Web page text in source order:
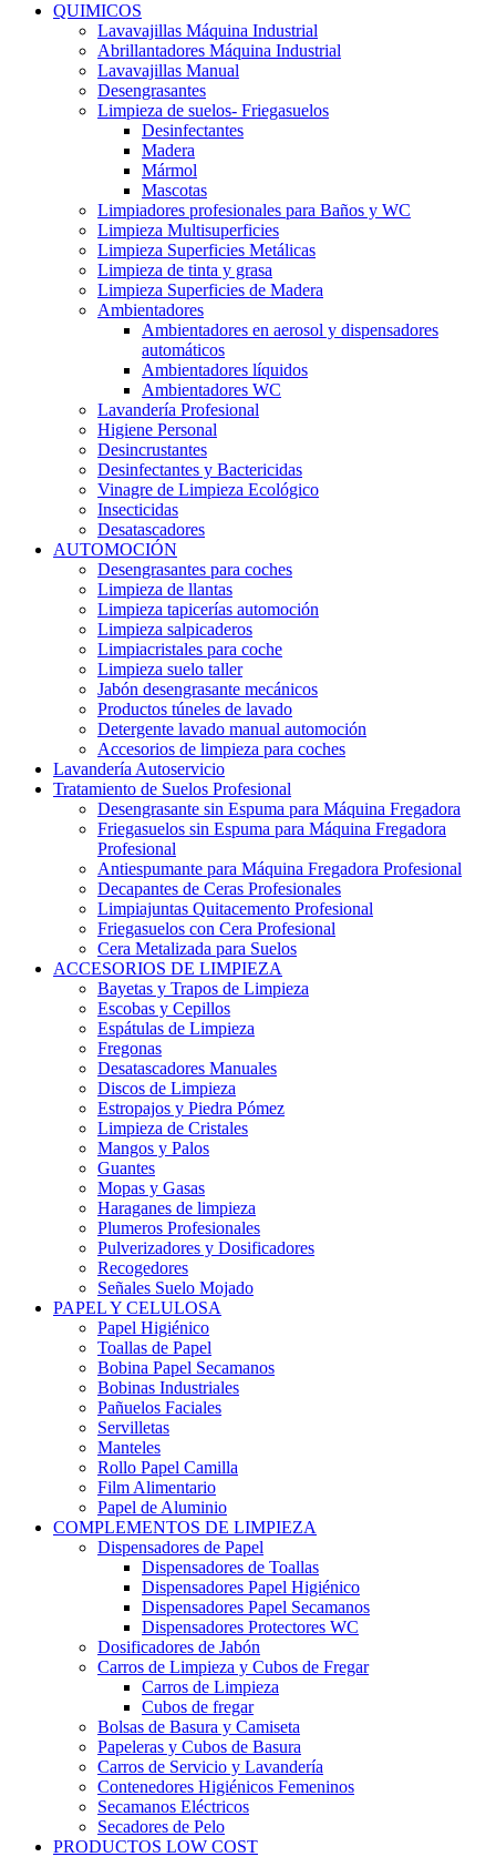
QUIMICOS
Lavavajillas Máquina Industrial
Abrillantadores Máquina Industrial
Lavavajillas Manual
Desengrasantes
Limpieza de suelos- Friegasuelos
Desinfectantes
Madera
Mármol
Mascotas
Limpiadores profesionales para Baños y WC
Limpieza Multisuperficies
Limpieza Superficies Metálicas
Limpieza de tinta y grasa
Limpieza Superficies de Madera
Ambientadores
Ambientadores en aerosol y dispensadores
automáticos
Ambientadores líquidos
Ambientadores WC
Lavandería Profesional
Higiene Personal
Desincrustantes
Desinfectantes y Bactericidas
Vinagre de Limpieza Ecológico
Insecticidas
Desatascadores
AUTOMOCIÓN
Desengrasantes para coches
Limpieza de llantas
Limpieza tapicerías automoción
Limpieza salpicaderos
Limpiacristales para coche
Limpieza suelo taller
Jabón desengrasante mecánicos
Productos túneles de lavado
Detergente lavado manual automoción
Accesorios de limpieza para coches
Lavandería Autoservicio
Tratamiento de Suelos Profesional
Desengrasante sin Espuma para Máquina Fregadora
Friegasuelos sin Espuma para Máquina Fregadora
Profesional
Antiespumante para Máquina Fregadora Profesional
Decapantes de Ceras Profesionales
Limpiajuntas Quitacemento Profesional
Friegasuelos con Cera Profesional
Cera Metalizada para Suelos
ACCESORIOS DE LIMPIEZA
Bayetas y Trapos de Limpieza
Escobas y Cepillos
Espátulas de Limpieza
Fregonas
Desatascadores Manuales
Discos de Limpieza
Estropajos y Piedra Pómez
Limpieza de Cristales
Mangos y Palos
Guantes
Mopas y Gasas
Haraganes de limpieza
Plumeros Profesionales
Pulverizadores y Dosificadores
Recogedores
Señales Suelo Mojado
PAPEL Y CELULOSA
Papel Higiénico
Toallas de Papel
Bobina Papel Secamanos
Bobinas Industriales
Pañuelos Faciales
Servilletas
Manteles
Rollo Papel Camilla
Film Alimentario
Papel de Aluminio
COMPLEMENTOS DE LIMPIEZA
Dispensadores de Papel
Dispensadores de Toallas
Dispensadores Papel Higiénico
Dispensadores Papel Secamanos
Dispensadores Protectores WC
Dosificadores de Jabón
Carros de Limpieza y Cubos de Fregar
Carros de Limpieza
Cubos de fregar
Bolsas de Basura y Camiseta
Papeleras y Cubos de Basura
Carros de Servicio y Lavandería
Contenedores Higiénicos Femeninos
Secamanos Eléctricos
Secadores de Pelo
PRODUCTOS LOW COST